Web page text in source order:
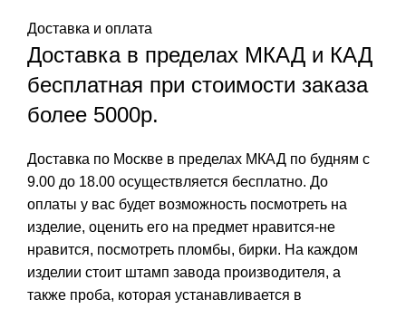
Доставка и оплата
Доставка в пределах МКАД и КАД
бесплатная при стоимости заказа
более 5000р.
Доставка по Москве в пределах МКАД по будням с
9.00 до 18.00 осуществляется бесплатно. До
оплаты у вас будет возможность посмотреть на
изделие, оценить его на предмет нравится-не
нравится, посмотреть пломбы, бирки. На каждом
изделии стоит штамп завода производителя, а
также проба, которая устанавливается в